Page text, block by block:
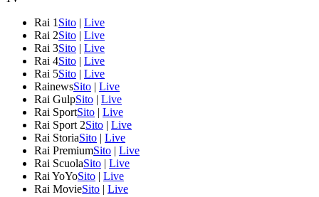
Rai 1 Sito | Live
Rai 2Sito | Live
Rai 3Sito | Live
Rai 4Sito | Live
Rai 5Sito | Live
RainewsSito | Live
Rai GulpSito | Live
Rai SportSito | Live
Rai Sport 2Sito | Live
Rai StoriaSito | Live
Rai PremiumSito | Live
Rai ScuolaSito | Live
Rai YoYoSito | Live
Rai MovieSito | Live